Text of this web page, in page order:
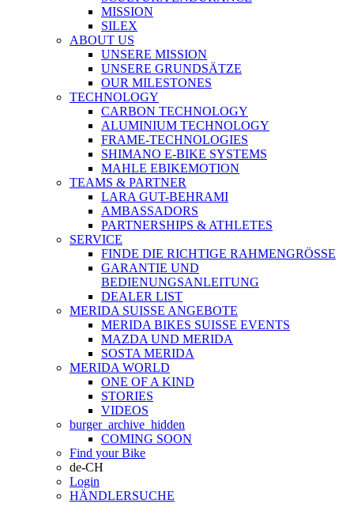
MISSION
SILEX
ABOUT US
UNSERE MISSION
UNSERE GRUNDSÄTZE
OUR MILESTONES
TECHNOLOGY
CARBON TECHNOLOGY
ALUMINIUM TECHNOLOGY
FRAME-TECHNOLOGIES
SHIMANO E-BIKE SYSTEMS
MAHLE EBIKEMOTION
TEAMS & PARTNER
LARA GUT-BEHRAMI
AMBASSADORS
PARTNERSHIPS & ATHLETES
SERVICE
FINDE DIE RICHTIGE RAHMENGRÖSSE
GARANTIE UND
BEDIENUNGSANLEITUNG
DEALER LIST
MERIDA SUISSE ANGEBOTE
MERIDA BIKES SUISSE EVENTS
MAZDA UND MERIDA
SOSTA MERIDA
MERIDA WORLD
ONE OF A KIND
STORIES
VIDEOS
burger_archive_hidden
COMING SOON
Find your Bike
de-CH
Login
HÄNDLERSUCHE